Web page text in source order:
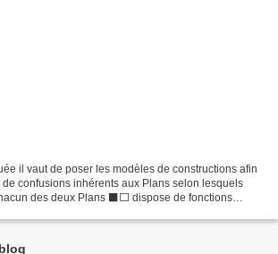
il vaut de poser les modèles de constructions afin
confusions inhérents aux Plans selon lesquels
des deux Plans ⬛⬜ dispose de fonctions